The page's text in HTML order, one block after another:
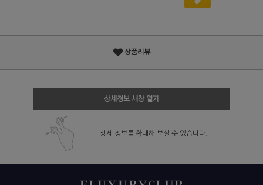
상품리뷰
상세정보 새창 열기
상세 정보를 확대해 보실 수 있습니다.